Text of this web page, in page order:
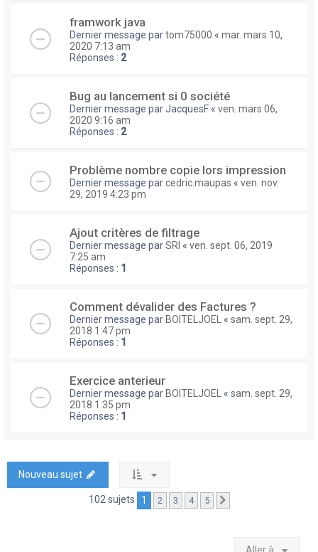
framwork java
Dernier message partom75000 « mar. mars 10,
2020 7:13 am
Réponses : 2
Bug au lancement si 0 société
Dernier message parJacquesF « ven. mars 06,
2020 9:16 am
Réponses : 2
Problème nombre copie lors impression
Dernier message parcedric.maupas « ven. nov.
29, 2019 4:23 pm
Ajout critères de filtrage
Dernier message parSRI « ven. sept. 06, 2019
7:25 am
Réponses : 1
Comment dévalider des Factures ?
Dernier message par BOITELJOEL « sam. sept. 29,
2018 1:47 pm
Réponses : 1
Exercice anterieur
Dernier message par BOITELJOEL « sam. sept. 29,
2018 1:35 pm
Réponses : 1
Nouveau sujet
102 sujets 1 2 3 4 5